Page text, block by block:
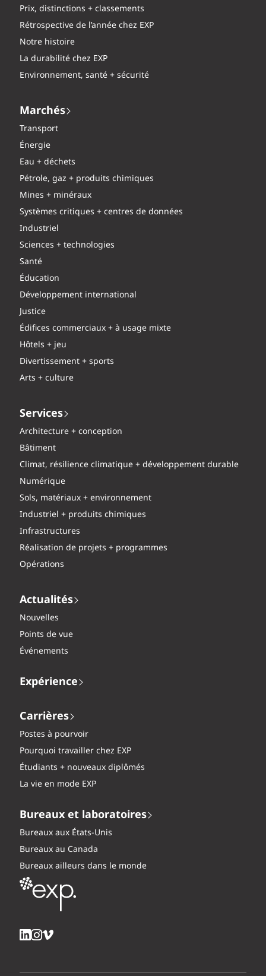
Prix, distinctions + classements
Rétrospective de l’année chez EXP
Notre histoire
La durabilité chez EXP
Environnement, santé + sécurité
Marchés
Transport
Énergie
Eau + déchets
Pétrole, gaz + produits chimiques
Mines + minéraux
Systèmes critiques + centres de données
Industriel
Sciences + technologies
Santé
Éducation
Développement international
Justice
Édifices commerciaux + à usage mixte
Hôtels + jeu
Divertissement + sports
Arts + culture
Services
Architecture + conception
Bâtiment
Climat, résilience climatique + développement durable
Numérique
Sols, matériaux + environnement
Industriel + produits chimiques
Infrastructures
Réalisation de projets + programmes
Opérations
Actualités
Nouvelles
Points de vue
Événements
Expérience
Carrières
Postes à pourvoir
Pourquoi travailler chez EXP
Étudiants + nouveaux diplômés
La vie en mode EXP
Bureaux et laboratoires
Bureaux aux États-Unis
Bureaux au Canada
Bureaux ailleurs dans le monde